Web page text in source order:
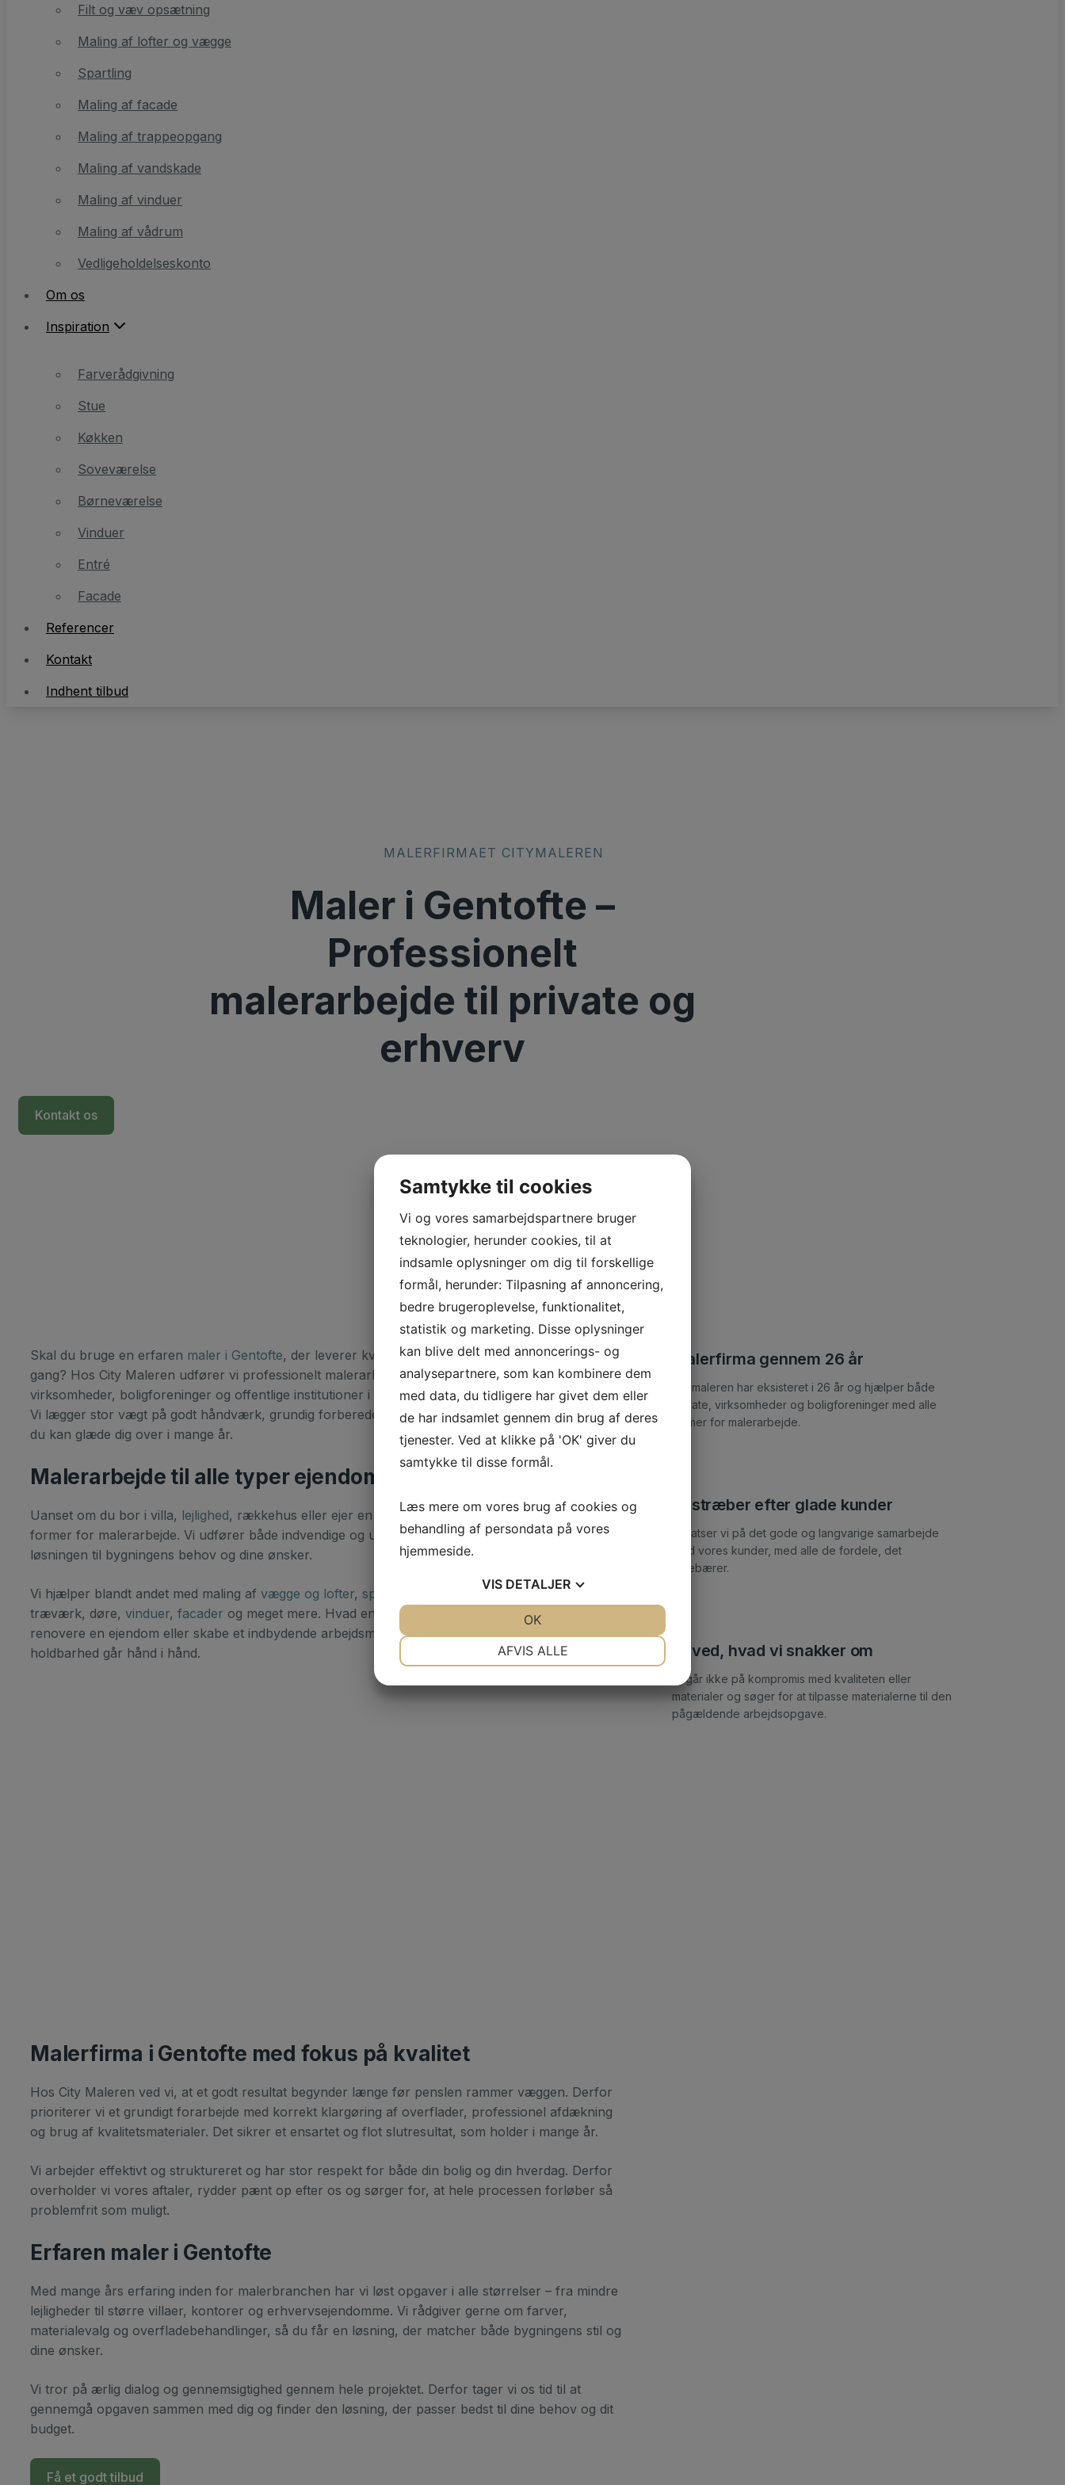
Maling af lofter og vægge
Spartling
Maling af facade
Maling af trappeopgang
Maling af vandskade
Maling af vinduer
Maling af vådrum
Vedligeholdelseskonto
Om os
Inspiration
Stue
Soveværelse
Børneværelse
Vinduer
Entré
Referencer
Kontakt
Indhent tilbud
Filt og væv opsætning
Maling af lofter og vægge
Spartling
Maling af facade
Maling af trappeopgang
Maling af vandskade
Maling af vinduer
Maling af vådrum
Vedligeholdelseskonto
Om os
Inspiration
Farverådgivning
Stue
Køkken
Soveværelse
Børneværelse
Vinduer
Entré
Facade
Referencer
Kontakt
Indhent tilbud
​MALERFIRMAET CITYMALEREN
Maler i Gentofte –
Professionelt
malerarbejde til private og
erhverv
Kontakt os
Skal du bruge en erfaren maler i Gentofte, der leverer kvalitetsarbejde og et flot resultat hver
gang? Hos City Maleren udfører vi professionelt malerarbejde for både private boligejere,
virksomheder, boligforeninger og offentlige institutioner i Gentofte og de omkringliggende områder.
Vi lægger stor vægt på godt håndværk, grundig forberedelse og en høj finish, så du får et resultat,
du kan glæde dig over i mange år.
Malerarbejde til alle typer ejendomme
Uanset om du bor i villa, lejlighed, rækkehus eller ejer en erhvervsejendom, kan vi hjælpe med alle
former for malerarbejde. Vi udfører både indvendige og udvendige opgaver og tilpasser altid
løsningen til bygningens behov og dine ønsker.
Vi hjælper blandt andet med maling af vægge og lofter, spartling
, opsætning af filt, maling af
træværk, døre, vinduer, facader og meget mere. Hvad enten du ønsker at modernisere boligen,
renovere en ejendom eller skabe et indbydende arbejdsmiljø, leverer vi en løsning, hvor kvalitet og
holdbarhed går hånd i hånd.
Malerfirma i Gentofte med fokus på kvalitet
Hos City Maleren ved vi, at et godt resultat begynder længe før penslen rammer væggen. Derfor
prioriterer vi et grundigt forarbejde med korrekt klargøring af overflader, professionel afdækning
og brug af kvalitetsmaterialer. Det sikrer et ensartet og flot slutresultat, som holder i mange år.
Vi arbejder effektivt og struktureret og har stor respekt for både din bolig og din hverdag. Derfor
overholder vi vores aftaler, rydder pænt op efter os og sørger for, at hele processen forløber så
problemfrit som muligt.
Erfaren maler i Gentofte
Med mange års erfaring inden for malerbranchen har vi løst opgaver i alle størrelser – fra mindre
lejligheder til større villaer, kontorer og erhvervsejendomme. Vi rådgiver gerne om farver,
materialevalg og overfladebehandlinger, så du får en løsning, der matcher både bygningens stil og
dine ønsker.
Vi tror på ærlig dialog og gennemsigtighed gennem hele projektet. Derfor tager vi os tid til at
gennemgå opgaven sammen med dig og finder den løsning, der passer bedst til dine behov og dit
budget.
Få et godt tilbud
Malerfirma gennem 26 år
Citymaleren har eksisteret i 26 år og hjælper både
private, virksomheder og boligforeninger med alle
former for malerarbejde.
Vi stræber efter glade kunder
Vi satser vi på det gode og langvarige samarbejde
med vores kunder, med alle de fordele, det
indebærer.
Vi ved, hvad vi snakker om
Vi går ikke på kompromis med kvaliteten eller
materialer og søger for at tilpasse materialerne til den
pågældende arbejdsopgave.​
Samtykke til cookies
Vi og vores samarbejdspartnere bruger
teknologier, herunder cookies, til at
indsamle oplysninger om dig til forskellige
formål, herunder: Tilpasning af annoncering,
bedre brugeroplevelse, funktionalitet,
statistik og marketing. Disse oplysninger
kan blive delt med annoncerings- og
analysepartnere, som kan kombinere dem
med data, du tidligere har givet dem eller
de har indsamlet gennem din brug af deres
tjenester. Ved at klikke på 'OK' giver du
samtykke til disse formål.
Læs mere om vores brug af cookies og
behandling af persondata på vores
hjemmeside.
VIS DETALJER
AFVIS ALLE
OK